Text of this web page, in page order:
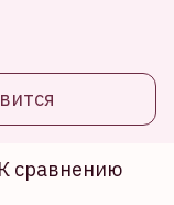
К сравнению